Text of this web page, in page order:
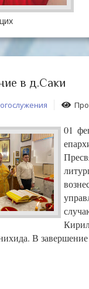
в д.Саки
01
В завершение